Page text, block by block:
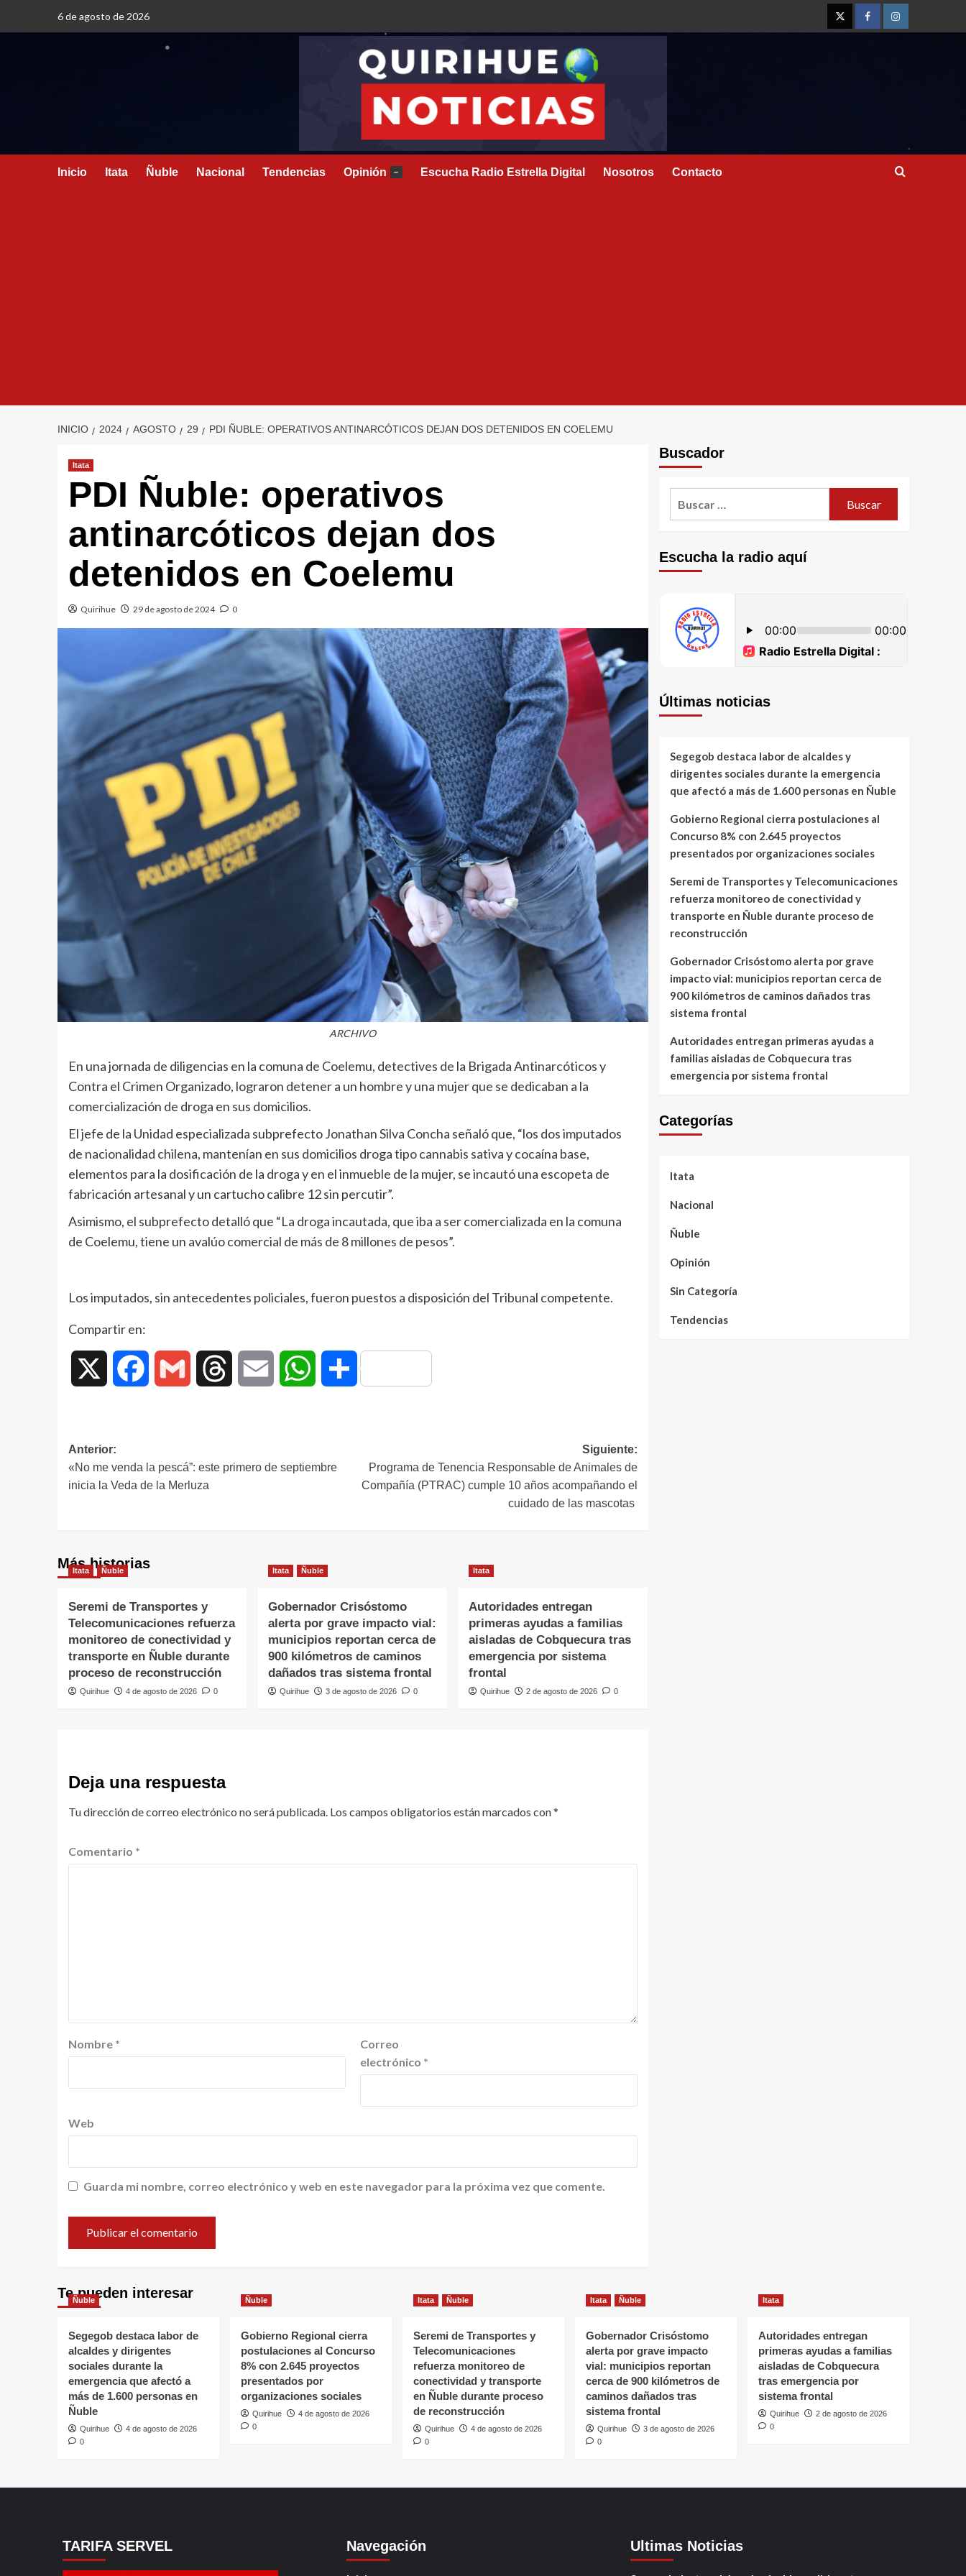
6 de agosto de 2026
Inicio Itata Ñuble Nacional Tendencias Opinión – Escucha Radio Estrella Digital Nosotros Contacto
INICIO 2024 AGOSTO 29 PDI ÑUBLE: OPERATIVOS ANTINARCÓTICOS DEJAN DOS DETENIDOS EN COELEMU
Itata
PDI Ñuble: operativos
antinarcóticos dejan dos
detenidos en Coelemu
Quirihue 29 de agosto de 2024 0
ARCHIVO
En una jornada de diligencias en la comuna de Coelemu, detectives de la Brigada Antinarcóticos y
Contra el Crimen Organizado, lograron detener a un hombre y una mujer que se dedicaban a la
comercialización de droga en sus domicilios.
El jefe de la Unidad especializada subprefecto Jonathan Silva Concha señaló que, “los dos imputados
de nacionalidad chilena, mantenían en sus domicilios droga tipo cannabis sativa y cocaína base,
elementos para la dosificación de la droga y en el inmueble de la mujer, se incautó una escopeta de
fabricación artesanal y un cartucho calibre 12 sin percutir”.
Asimismo, el subprefecto detalló que “La droga incautada, que iba a ser comercializada en la comuna
de Coelemu, tiene un avalúo comercial de más de 8 millones de pesos”.
Los imputados, sin antecedentes policiales, fueron puestos a disposición del Tribunal competente.
Compartir en:
Facebook Gmail Threads Email WhatsAppCompartir
Anterior:
«No me venda la pescá”: este primero de septiembre
inicia la Veda de la Merluza
Siguiente:
Programa de Tenencia Responsable de Animales de
Compañía (PTRAC) cumple 10 años acompañando el
cuidado de las mascotas
Más historias
Itata Ñuble
Seremi de Transportes y
Telecomunicaciones refuerza
monitoreo de conectividad y
transporte en Ñuble durante
proceso de reconstrucción
Quirihue 4 de agosto de 2026 0
Itata Ñuble
Gobernador Crisóstomo
alerta por grave impacto vial:
municipios reportan cerca de
900 kilómetros de caminos
dañados tras sistema frontal
Quirihue 3 de agosto de 2026 0
Itata
Autoridades entregan
primeras ayudas a familias
aisladas de Cobquecura tras
emergencia por sistema
frontal
Quirihue 2 de agosto de 2026 0
Deja una respuesta
Tu dirección de correo electrónico no será publicada. Los campos obligatorios están marcados con*
Comentario *
Nombre *
Correo
electrónico *
Web
Guarda mi nombre, correo electrónico y web en este navegador para la próxima vez que comente.
Buscador
Escucha la radio aquí
Últimas noticias
Segegob destaca labor de alcaldes y
dirigentes sociales durante la emergencia
que afectó a más de 1.600 personas en Ñuble
Gobierno Regional cierra postulaciones al
Concurso 8% con 2.645 proyectos
presentados por organizaciones sociales
Seremi de Transportes y Telecomunicaciones
refuerza monitoreo de conectividad y
transporte en Ñuble durante proceso de
reconstrucción
Gobernador Crisóstomo alerta por grave
impacto vial: municipios reportan cerca de
900 kilómetros de caminos dañados tras
sistema frontal
Autoridades entregan primeras ayudas a
familias aisladas de Cobquecura tras
emergencia por sistema frontal
Categorías
Itata
Nacional
Ñuble
Opinión
Sin Categoría
Tendencias
Te pueden interesar
Ñuble
Segegob destaca labor de
alcaldes y dirigentes
sociales durante la
emergencia que afectó a
más de 1.600 personas en
Ñuble
Quirihue
4 de agosto de 2026
0
Ñuble
Gobierno Regional cierra
postulaciones al Concurso
8% con 2.645 proyectos
presentados por
organizaciones sociales
Quirihue
4 de agosto de 2026
0
Itata Ñuble
Seremi de Transportes y
Telecomunicaciones
refuerza monitoreo de
conectividad y transporte
en Ñuble durante proceso
de reconstrucción
Quirihue
4 de agosto de 2026
0
Itata Ñuble
Gobernador Crisóstomo
alerta por grave impacto
vial: municipios reportan
cerca de 900 kilómetros de
caminos dañados tras
sistema frontal
Quirihue
3 de agosto de 2026
0
Itata
Autoridades entregan
primeras ayudas a familias
aisladas de Cobquecura
tras emergencia por
sistema frontal
Quirihue
2 de agosto de 2026
0
TARIFA SERVEL Navegación Ultimas Noticias